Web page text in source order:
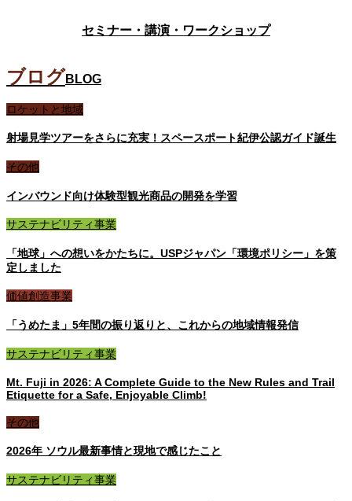
セミナー・講演・ワークショップ
ブログBLOG
ロケットと地域
射場見学ツアーをさらに充実！スペースポート紀伊公認ガイド誕生
その他
インバウンド向け体験型観光商品の開発を学習
サステナビリティ事業
「地球」への想いをかたちに。USPジャパン「環境ポリシー」を策
定しました
価値創造事業
「うめたま」5年間の振り返りと、これからの地域情報発信
サステナビリティ事業
Mt. Fuji in 2026: A Complete Guide to the New Rules and Trail
Etiquette for a Safe, Enjoyable Climb!
その他
2026年 ソウル最新事情と現地で感じたこと
サステナビリティ事業